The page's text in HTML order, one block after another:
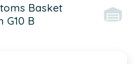
Basket
G10 B